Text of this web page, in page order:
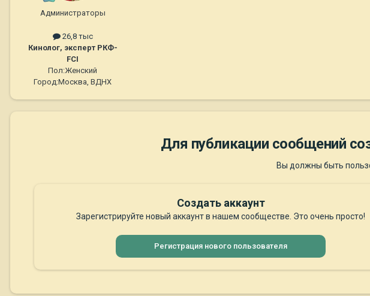
Администраторы
26,8 тыс
Кинолог, эксперт РКФ-
FCI
Пол:Женский
Город:Москва, ВДНХ
Для публикации сообщений
Вы должны быть
Создать аккаунт
Зарегистрируйте новый аккаунт в нашем сообществе. Это очень просто!
Регистрация нового пользователя